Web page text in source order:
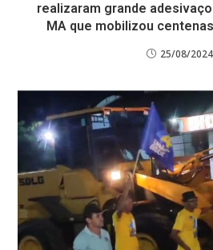
realizaram grande
MA que mobilizou
25/08/2024